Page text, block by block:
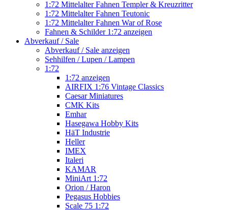
1:72 Mittelalter Fahnen Templer & Kreuzritter
1:72 Mittelalter Fahnen Teutonic
1:72 Mittelalter Fahnen War of Rose
Fahnen & Schilder 1:72 anzeigen
Abverkauf / Sale
Abverkauf / Sale anzeigen
Sehhilfen / Lupen / Lampen
1:72
1:72 anzeigen
AIRFIX 1:76 Vintage Classics
Caesar Miniatures
CMK Kits
Emhar
Hasegawa Hobby Kits
HäT Industrie
Heller
IMEX
Italeri
KAMAR
MiniArt 1:72
Orion / Haron
Pegasus Hobbies
Scale 75 1:72